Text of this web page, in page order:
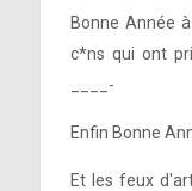
Bonne Année
c*ns qui ont
____-
Enfin Bonne
Et les feux